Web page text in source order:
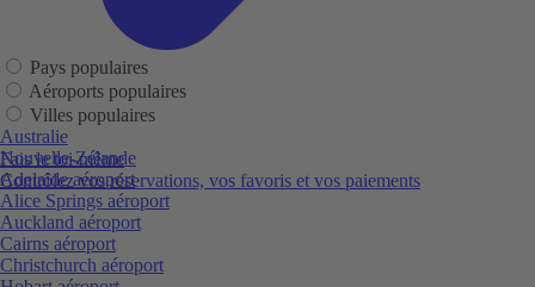
Fais le toi-même
Contrôlez vos réservations, vos favoris et vos paiements
Pays populaires
Aéroports populaires
Villes populaires
Australie
Nouvelle-Zélande
Adelaide aéroport
Alice Springs aéroport
Auckland aéroport
Cairns aéroport
Christchurch aéroport